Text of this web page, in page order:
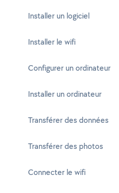
Installer un logiciel
Installer le wifi
Configurer un ordinateur
Installer un ordinateur
Transférer des données
Transférer des photos
Connecter le wifi